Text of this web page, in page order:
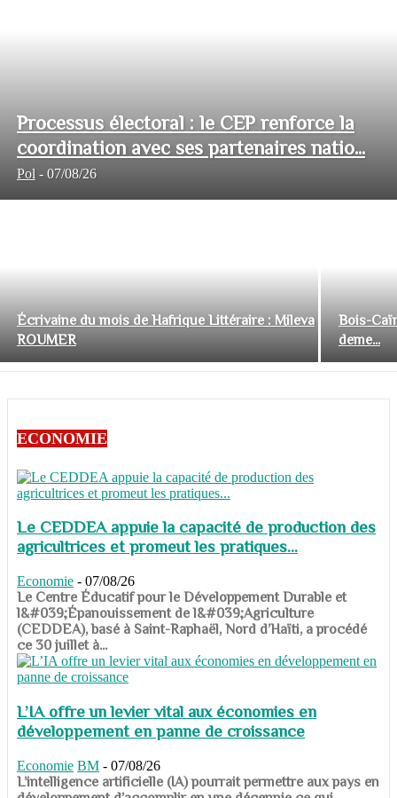
Processus électoral : le CEP renforce la
coordination avec ses partenaires natio...
Pol - 07/08/26
Écrivaine du mois de Hafrique Littéraire : Mileva
ROUMER
Bois-
deme...
ECONOMIE
Le CEDDEA appuie la capacité de production des
agricultrices et promeut les pratiques...
Economie - 07/08/26
​​​​​​​Le Centre Éducatif pour le Développement Durable et
l&#039;Épanouissement de l&#039;Agriculture
(CEDDEA), basé à Saint-Raphaël, Nord d’Haïti, a procédé
ce 30 juillet à...
L’IA offre un levier vital aux économies en
développement en panne de croissance
Economie BM - 07/08/26
​​​​​​​L’intelligence artificielle (IA) pourrait permettre aux pays en